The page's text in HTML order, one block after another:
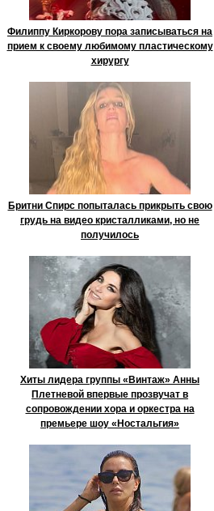
Филиппу Киркорову пора записываться на
прием к своему любимому пластическому
хирургу
Бритни Спирс попыталась прикрыть свою
грудь на видео кристалликами, но не
получилось
Хиты лидера группы «Винтаж» Анны
Плетневой впервые прозвучат в
сопровождении хора и оркестра на
премьере шоу «Ностальгия»